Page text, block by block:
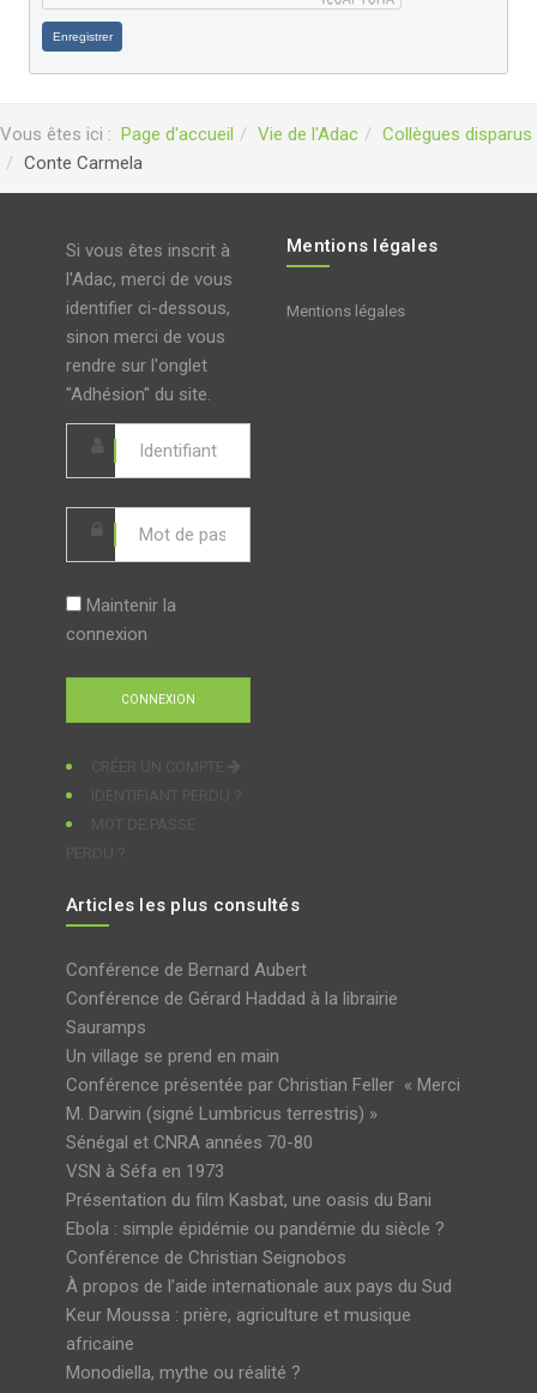
Enregistrer
Vous êtes ici : Page d'accueil Vie de l'Adac
Collègues disparus
Conte Carmela
Si vous êtes inscrit à
l'Adac, merci de vous
identifier ci-dessous,
sinon merci de vous
rendre sur l'onglet
"Adhésion" du site.
Maintenir la
connexion
Mentions légales
Mentions légales
Articles les plus consultés
Conférence de Bernard Aubert
Conférence de Gérard Haddad à la librairie
Sauramps
Un village se prend en main
Conférence présentée par Christian Feller « Merci
M. Darwin (signé Lumbricus terrestris) »
Sénégal et CNRA années 70-80
VSN à Séfa en 1973
Présentation du film Kasbat, une oasis du Bani
Ebola : simple épidémie ou pandémie du siècle ?
Conférence de Christian Seignobos
À propos de l’aide internationale aux pays du Sud
Keur Moussa : prière, agriculture et musique
africaine
Monodiella, mythe ou réalité ?